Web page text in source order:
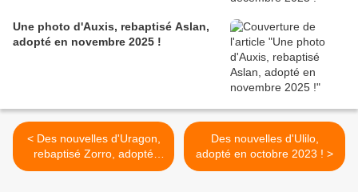
Une photo d'Auxis, rebaptisé Aslan,
adopté en novembre 2025 !
< Des nouvelles d'Uragon,
rebaptisé Zorro, adopté
adulte (10 ans), en février
Des nouvelles d'Ulilo,
adopté en octobre 2023 ! >